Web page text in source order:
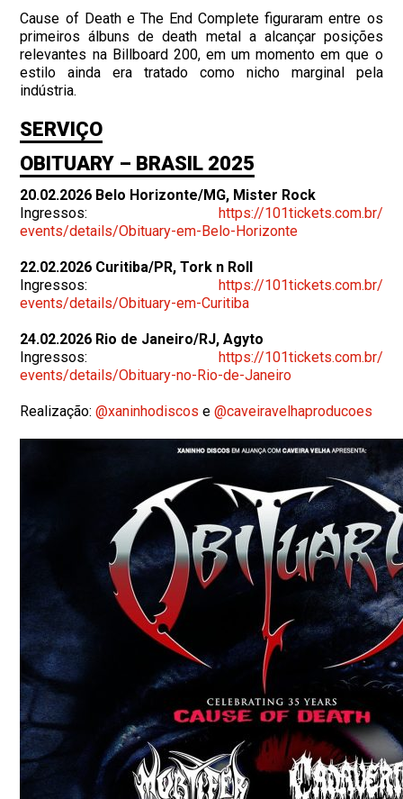
Cause of Death e The End Complete figuraram entre os
primeiros álbuns de death metal a alcançar posições
relevantes na Billboard 200, em um momento em que o
estilo ainda era tratado como nicho marginal pela
indústria.
SERVIÇO
OBITUARY – BRASIL 2025
20.02.2026 Belo Horizonte/MG, Mister Rock
Ingressos: https://101tickets.com.br/
events/details/Obituary-em-Belo-Horizonte
22.02.2026 Curitiba/PR, Tork n Roll
Ingressos: https://101tickets.com.br/
events/details/Obituary-em-Curitiba
24.02.2026 Rio de Janeiro/RJ, Agyto
Ingressos: https://101tickets.com.br/
events/details/Obituary-no-Rio-de-Janeiro
Realização:@xaninhodiscos e@caveiravelhaproducoes